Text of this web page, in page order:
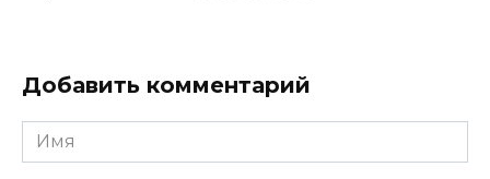
Добавить комментарий
Имя
*